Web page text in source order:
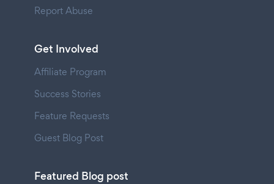
Report Abuse
Get Involved
Affiliate Program
Success Stories
Feature Requests
Guest Blog Post
Featured Blog post